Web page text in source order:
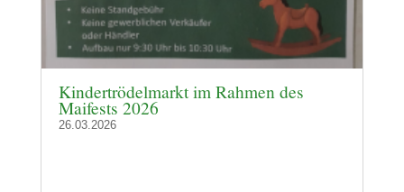
Kindertrödelmarkt im Rahmen des
Maifests 2026
26.03.2026